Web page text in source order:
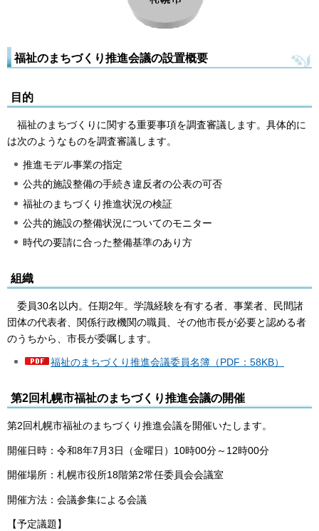
福祉のまちづくり推進会議の設置概要
目的
福祉のまちづくりに関する重要事項を調査審議します。具体的に
は次のようなものを調査審議します。
推進モデル事業の指定
公共的施設整備の手続き違反者の公表の可否
福祉のまちづくり推進状況の検証
公共的施設の整備状況についてのモニター
時代の要請に合った整備基準のあり方
組織
委員30名以内。任期2年。学識経験を有する者、事業者、民間諸
団体の代表者、関係行政機関の職員、その他市長が必要と認める者
のうちから、市長が委嘱します。
福祉のまちづくり推進会議委員名簿（PDF：58KB）
第2回札幌市福祉のまちづくり推進会議の開催
第2回札幌市福祉のまちづくり推進会議を開催いたします。
開催日時：令和8年7月3日（金曜日）10時00分～12時00分
開催場所：札幌市役所18階第2常任委員会会議室
開催方法：会議参集による会議
【予定議題】